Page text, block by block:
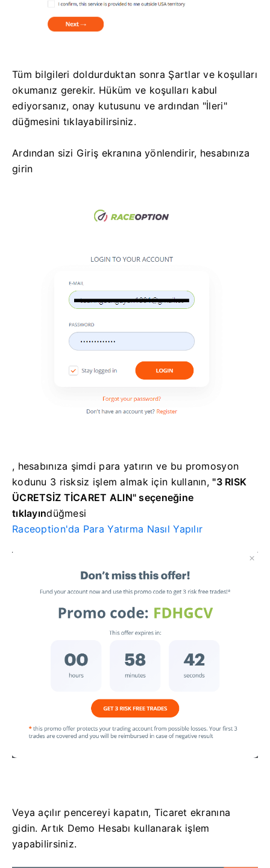
Tüm bilgileri doldurduktan sonra Şartlar ve koşulları
okumanız gerekir. Hüküm ve koşulları kabul
ediyorsanız, onay kutusunu ve ardından "İleri"
düğmesini tıklayabilirsiniz.
Ardından sizi Giriş ekranına yönlendirir, hesabınıza
girin
, hesabınıza şimdi para yatırın ve bu promosyon
kodunu 3 risksiz işlem almak için kullanın, "3 RISK
ÜCRETSİZ TİCARET ALIN" seçeneğine
tıklayındüğmesi
Raceoption'da Para Yatırma Nasıl Yapılır
Veya açılır pencereyi kapatın, Ticaret ekranına
gidin. Artık Demo Hesabı kullanarak işlem
yapabilirsiniz.